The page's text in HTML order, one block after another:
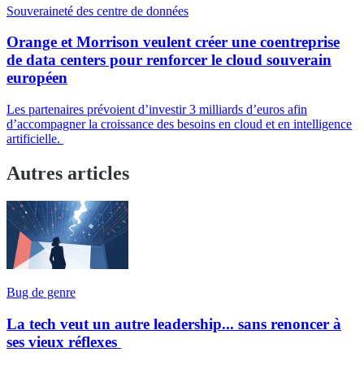
Souveraineté des centre de données
Orange et Morrison veulent créer une coentreprise
de data centers pour renforcer le cloud souverain
européen
Les partenaires prévoient d’investir 3 milliards d’euros afin
d’accompagner la croissance des besoins en cloud et en intelligence
artificielle.
Autres articles
Bug de genre
La tech veut un autre leadership... sans renoncer à
ses vieux réflexes